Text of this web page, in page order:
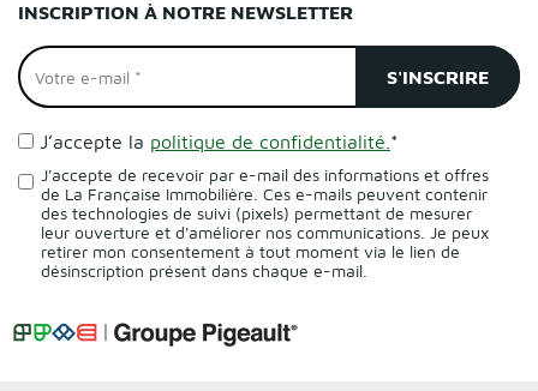
INSCRIPTION À NOTRE NEWSLETTER
J’accepte la politique de confidentialité. *
J'accepte de recevoir par e-mail des informations et offres
de La Française Immobilière. Ces e-mails peuvent contenir
des technologies de suivi (pixels) permettant de mesurer
leur ouverture et d'améliorer nos communications. Je peux
retirer mon consentement à tout moment via le lien de
désinscription présent dans chaque e-mail.